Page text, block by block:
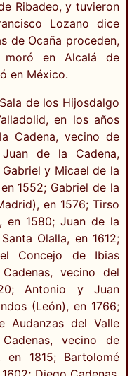
Ribadeo, y tuvieron
Lozano dice
de Ocaña proceden,
en Alcalá de
en México.
de los Hijosdalgo
en los años
Cadena, vecino de
de la Cadena,
y Micael de la
1552; Gabriel de la
en 1576; Tirso
en 1580; Juan de la
Olalla, en 1612;
Concejo de Ibias
vecino del
Antonio y Juan
(León), en 1766;
Audanzas del Valle
vecino de
1815; Bartolomé